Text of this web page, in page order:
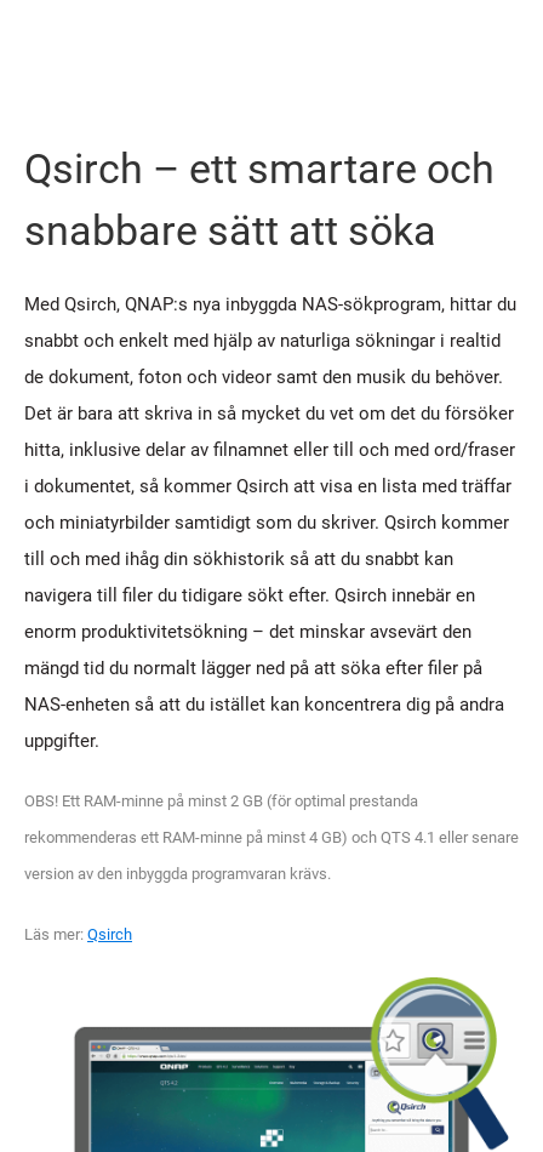
Qsirch – ett smartare och
snabbare sätt att söka
Med Qsirch, QNAP:s nya inbyggda NAS-sökprogram, hittar du
snabbt och enkelt med hjälp av naturliga sökningar i realtid
de dokument, foton och videor samt den musik du behöver.
Det är bara att skriva in så mycket du vet om det du försöker
hitta, inklusive delar av filnamnet eller till och med ord/fraser
i dokumentet, så kommer Qsirch att visa en lista med träffar
och miniatyrbilder samtidigt som du skriver. Qsirch kommer
till och med ihåg din sökhistorik så att du snabbt kan
navigera till filer du tidigare sökt efter. Qsirch innebär en
enorm produktivitetsökning – det minskar avsevärt den
mängd tid du normalt lägger ned på att söka efter filer på
NAS-enheten så att du istället kan koncentrera dig på andra
uppgifter.
OBS! Ett RAM-minne på minst 2 GB (för optimal prestanda
rekommenderas ett RAM-minne på minst 4 GB) och QTS 4.1 eller senare
version av den inbyggda programvaran krävs.
Läs mer: Qsirch